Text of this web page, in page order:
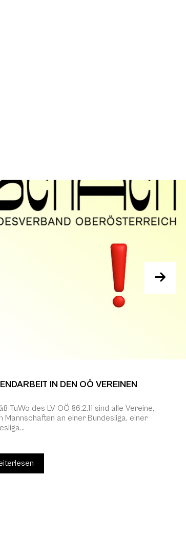
IN DEN OÖ VEREINEN
TuWo des LV OÖ §6.2.11 sind alle Vereine,
Mannschaften an einer Bundesliga, einer